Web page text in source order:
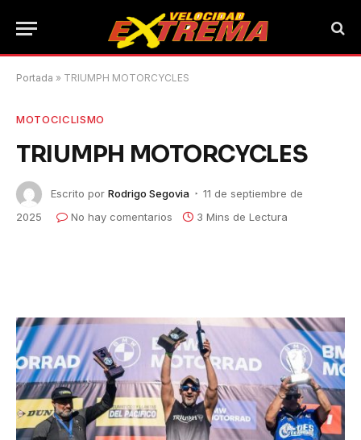
Portada » TRIUMPH MOTORCYCLES
MOTOCICLISMO
TRIUMPH MOTORCYCLES
Escrito por Rodrigo Segovia
11 de septiembre de
2025
No hay comentarios 3 Mins de Lectura